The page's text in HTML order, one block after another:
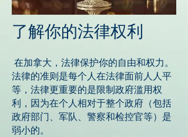
了解你的法律权利
在加拿大，法律保护你的自由和权力。
法律的准则是每个人在法律面前人人平
等，法律更重要的是限制政府滥用权
利，因为在个人相对于整个政府（包括
政府部门、军队、警察和检控官等）是
弱小的。